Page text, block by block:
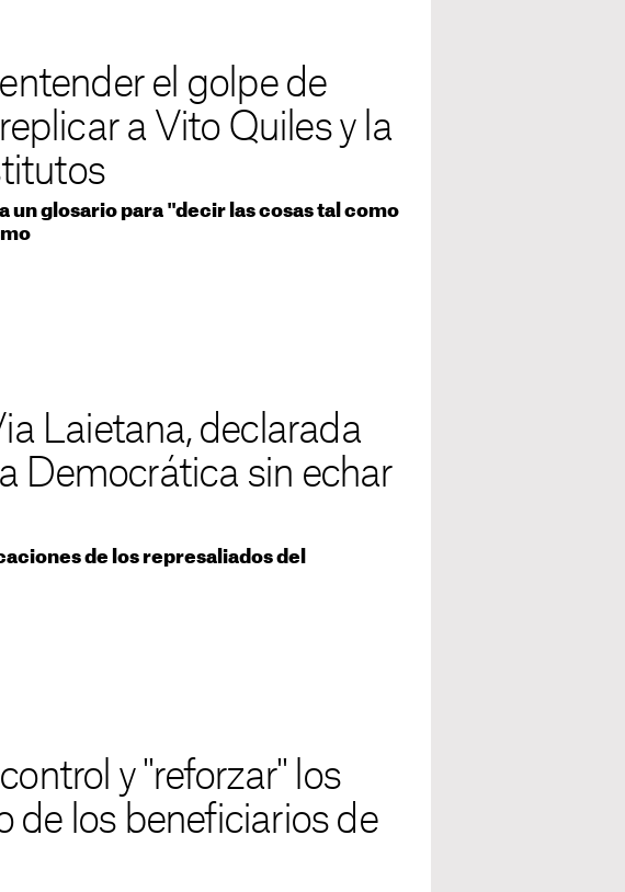
el golpe de
a Vito Quiles y la
un glosario para "decir las cosas tal como
Laietana, declarada
Democrática sin echar
de los represaliados del
y "reforzar" los
de los beneficiarios de